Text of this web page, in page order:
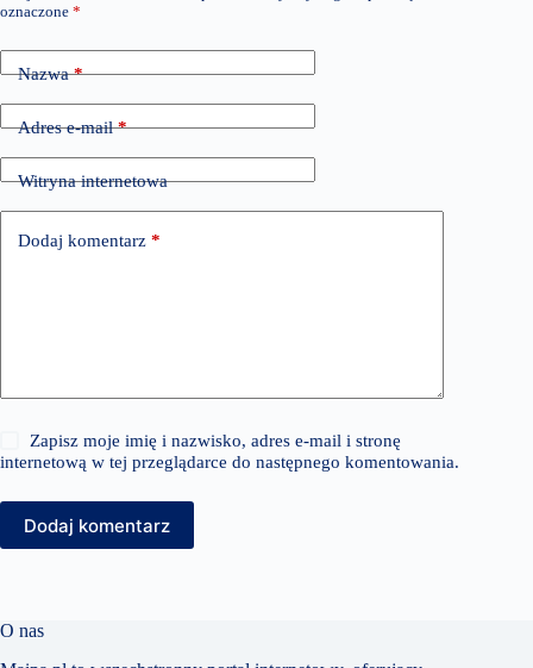
oznaczone *
Nazwa*
Adres e-mail*
Witryna internetowa
Dodaj komentarz *
Zapisz moje imię i nazwisko, adres e-mail i stronę
internetową w tej przeglądarce do następnego komentowania.
Dodaj komentarz
O nas